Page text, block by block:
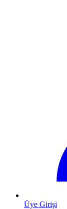
Üye Girişi